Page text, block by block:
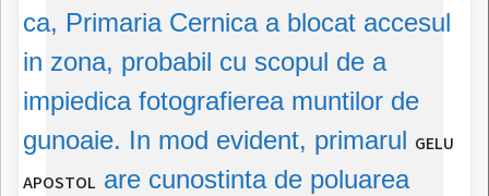
ca, Primaria Cernica a blocat accesul
in zona, probabil cu scopul de a
impiedica fotografierea muntilor de
gunoaie. In mod evident, primarul GELU
APOSTOL are cunostinta de poluarea